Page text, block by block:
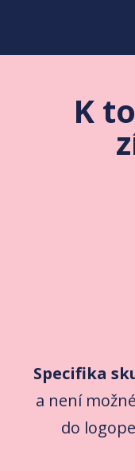
K
Specifika
a není
do